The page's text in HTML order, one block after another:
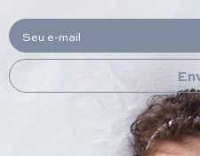
Seu e-mail